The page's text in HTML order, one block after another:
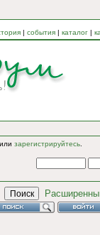
| события| каталог|
или зарегистрируйтесь